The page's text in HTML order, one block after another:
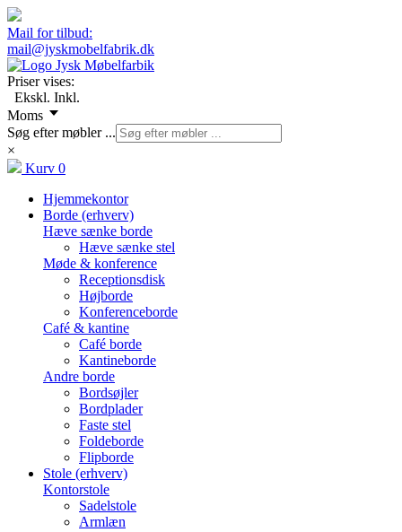
Mail for tilbud:
mail@jyskmobelfabrik.dk
Priser vises:
Ekskl. Inkl.
Moms
Søg efter møbler ...
×
Kurv 0
Hjemmekontor
Borde (erhverv)
Hæve sænke borde
Hæve sænke stel
Møde & konference
Receptionsdisk
Højborde
Konferenceborde
Café & kantine
Café borde
Kantineborde
Andre borde
Bordsøjler
Bordplader
Faste stel
Foldeborde
Flipborde
Stole (erhverv)
Kontorstole
Sadelstole
Armlæn